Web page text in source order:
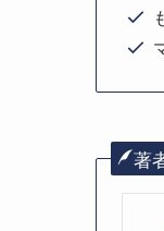
著